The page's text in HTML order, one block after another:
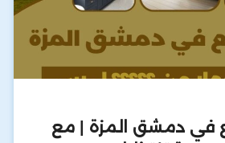
في دمشق المزة | مع